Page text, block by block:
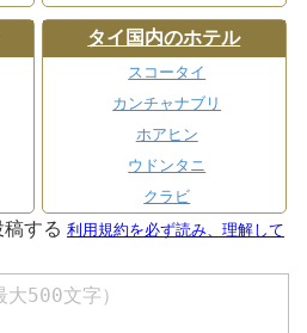
タイ国内のホテル
スコータイ
カンチャナブリ
ホアヒン
ウドンタニ
クラビ